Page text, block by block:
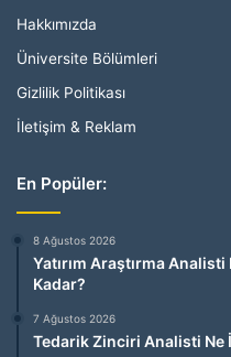
Hakkımızda
Üniversite Bölümleri
Gizlilik Politikası
İletişim & Reklam
En Popüler:
8 Ağustos 2026
Yatırım Araştırma Analisti
Kadar?
7 Ağustos 2026
Tedarik Zinciri Analisti Ne